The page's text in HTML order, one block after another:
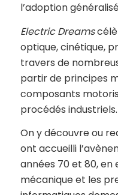
l’adoption
Electric Dreams
optique, cinétique,
travers de
partir de principes
composants
procédés industriels.
On y découvre ou
ont accueilli
années 70 et 80,
mécanique et les